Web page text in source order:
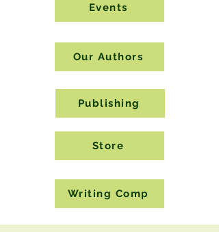
Events
Our Authors
Publishing
Store
Writing Comp